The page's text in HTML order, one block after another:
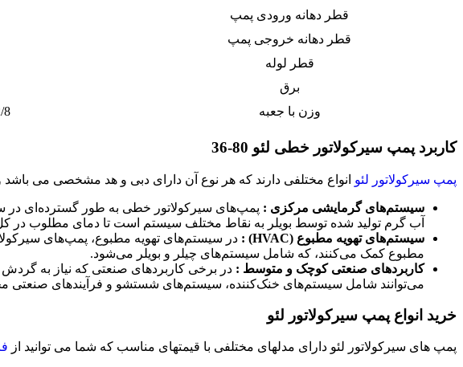
اتصالات جوشی
اتصالات رزوه ای
اتصالات ساکتی
شیر دیافراگمی
لوله پلیمری
لوله فولادی
تله بخار ترمودینامیکی
تله بخار فلوتری
فلنج
فلنج رزوه ای
فلنج ساکتی
فلنج گلودار جوشی
اکچویتور
اکچویتور برقی
اکچویتور پنوماتیک
توپی انسداد
توپی انسداد مخروطی
قطر دهانه ورودی پمپ
قطر دهانه خروجی پمپ
قطر لوله
برق
وزن با جعبه
2/8
کاربرد پمپ سیرکولاتور خطی لئو 80-36
پمپ سیرکولاتور لئو انواع مختلفی دارند که هر نوع آن دارای دبی و هد مشخصی می
سیستم‌های گرمایشی مرکزی : پمپ‌های سیرکولاتور خطی به طور گسترده‌ای در
آب گرم تولید شده توسط بویلر به نقاط مختلف سیستم است تا دمای مطلوب در
سیستم‌های تهویه مطبوع (HVAC) :
در سیستم‌های تهویه مطبوع، پمپ‌های
مطبوع کمک می‌کنند، که شامل سیستم‌های چیلر و بویلر می‌شود.
کاربردهای صنعتی کوچک و متوسط : در برخی کاربردهای صنعتی که نیاز به گردش
می‌توانند شامل سیستم‌های خنک‌کننده، سیستم‌های شستشو و فرآیندهای صنعتی
خرید انواع پمپ سیرکولاتور لئو
پمپ های سیرکولاتور لئو دارای مدلهای مختلفی با قیمتهای مناسب که شما می توانید از